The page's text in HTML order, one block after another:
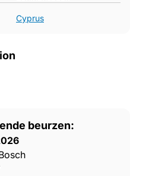
Cyprus
beurzen: